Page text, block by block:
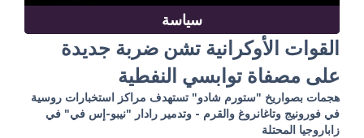
سياسة
القوات الأوكرانية تشن ضربة جديدة
على مصفاة توابسي النفطية
هجمات بصواريخ "ستورم شادو" تستهدف مراكز استخبارات روسية
في فورونيج وتاغانروغ والقرم - وتدمير رادار "نيبو-إس في" في
زاباروجيا المحتلة